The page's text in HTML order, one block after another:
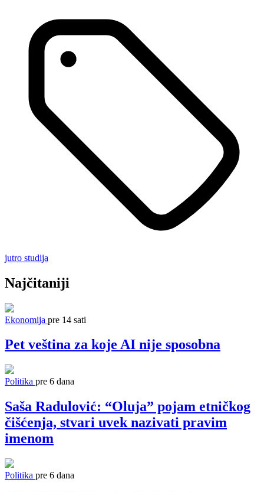
jutro studija
Najčitaniji
Ekonomija pre 14 sati
Pet veština za koje AI nije sposobna
Politika pre 6 dana
Saša Radulović: “Oluja” pojam etničkog
čišćenja, stvari uvek nazivati pravim
imenom
Politika pre 6 dana